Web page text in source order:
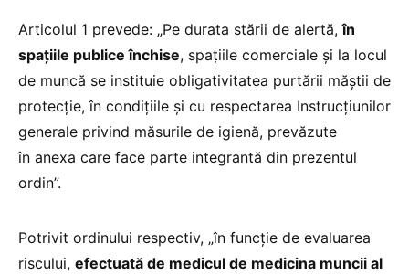
Articolul 1 prevede: „Pe durata stării de alertă,în
spațiile publice închise, spațiile comerciale și la locul
de muncă se instituie obligativitatea purtării măștii de
protecție, în condițiile și cu respectarea Instrucțiunilor
generale privind măsurile de igienă, prevăzute
în anexa care face parte integrantă din prezentul
ordin”.
Potrivit ordinului respectiv, „în funcție de evaluarea
riscului, efectuată de medicul de medicina muncii al